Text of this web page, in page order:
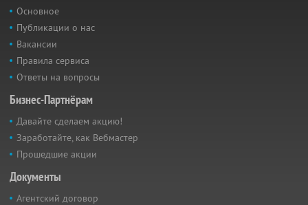
Основное
Публикации о нас
Вакансии
Правила сервиса
Ответы на вопросы
Бизнес-Партнёрам
Давайте сделаем акцию!
Заработайте, как Вебмастер
Прошедшие акции
Документы
Агентский договор